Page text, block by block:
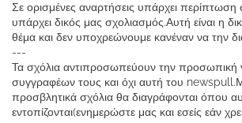
Σε ορισμένες αναρτήσεις υπάρχει
υπάρχει δικός μας σχολιασμός.Αυτή είναι η
θέμα και δεν υποχρεώνουμε κανέναν να την
---
Τα σχόλια αντιπροσωπεύουν την
συγγραφέων τους και όχι αυτή του
προσβλητικά σχόλια θα διαγράφονται όπου
εντοπίζονται(ενημερώστε μας και εσείς εάν